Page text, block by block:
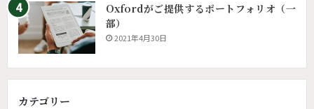
Oxfordがご提供するポートフォリオ（一
部）
2021年4月30日
カテゴリー